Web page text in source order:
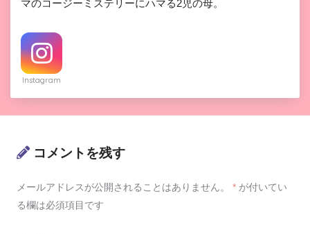
マのコージーミステリーにハマる2児の母。
Instagram
コメントを残す
メールアドレスが公開されることはありません。 * が付いてい
る欄は必須項目です